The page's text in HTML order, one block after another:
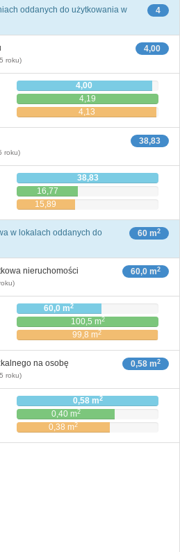
4
oddanych do użytkowania w
4,00
roku)
4,00
4,19
4,13
38,83
roku)
38,83
16,77
15,89
60 m2
w lokalach oddanych do
60,0 m2
nieruchomości
60,0 m2
100,5 m2
99,8 m2
0,58 m2
na osobę
roku)
0,58 m2
0,40 m2
0,38 m2